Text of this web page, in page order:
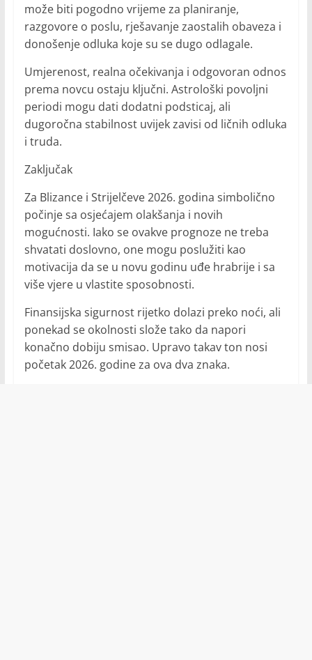
može biti pogodno vrijeme za planiranje,
razgovore o poslu, rješavanje zaostalih obaveza i
donošenje odluka koje su se dugo odlagale.
Umjerenost, realna očekivanja i odgovoran odnos
prema novcu ostaju ključni. Astrološki povoljni
periodi mogu dati dodatni podsticaj, ali
dugoročna stabilnost uvijek zavisi od ličnih odluka
i truda.
Zaključak
Za Blizance i Strijelčeve 2026. godina simbolično
počinje sa osjećajem olakšanja i novih
mogućnosti. Iako se ovakve prognoze ne treba
shvatati doslovno, one mogu poslužiti kao
motivacija da se u novu godinu uđe hrabrije i sa
više vjere u vlastite sposobnosti.
Finansijska sigurnost rijetko dolazi preko noći, ali
ponekad se okolnosti slože tako da napori
konačno dobiju smisao. Upravo takav ton nosi
početak 2026. godine za ova dva znaka.